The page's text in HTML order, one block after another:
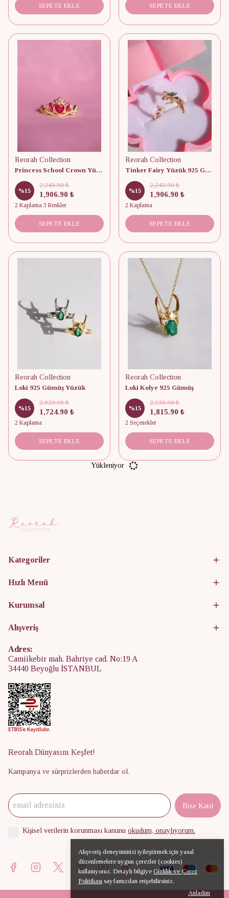
Alışveriş deneyiminizi iyileştirmek için yasal
düzenlemelere uygun çerezler (cookies)
kullanıyoruz. Detaylı bilgiye Gizlilik ve Çerez
Politikası sayfamızdan erişebilirsiniz.
Anladım
SEPETE EKLE SEPETE EKLE
Reorah Collection
Princess School Crown Yüzük 925 Gümüş
%15
2,243.90 ₺
1,906.90 ₺
2 Kaplama 3 Renkler
SEPETE EKLE
Reorah Collection
Tinker Fairy Yüzük 925 Gümüş
%15
2,243.90 ₺
1,906.90 ₺
2 Kaplama
SEPETE EKLE
Reorah Collection
Loki 925 Gümüş Yüzük
%15
2,029.90 ₺
1,724.90 ₺
2 Kaplama
SEPETE EKLE
Reorah Collection
Loki Kolye 925 Gümüş
%15
2,136.90 ₺
1,815.90 ₺
2 Seçenekler
SEPETE EKLE
Yükleniyor
Kategoriler
Hızlı Menü
Kurumsal
Alışveriş
Adres:
Camiikebir mah. Bahriye cad. No:19 A
34440 Beyoğlu İSTANBUL
Reorah Dünyasını Keşfet!
Kampanya ve sürprizlerden haberdar ol.
Bize Katıl
Kişisel verilerin korunması kanunu okudum, onaylıyorum.